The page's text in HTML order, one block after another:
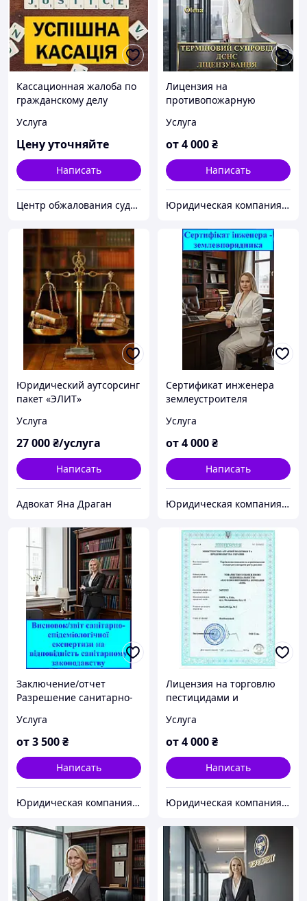
Кассационная жалоба по
гражданскому делу
Услуга
Цену уточняйте
Написать
Центр обжалования судебных решений
Лицензия на
противопожарную
услуга
Услуга
от4 000₴
Написать
Юридическая компания TopExpert "Всеукраинский экспертно-лицензионный центр" Адвокаты
Юридический аутсорсинг
пакет «ЭЛИТ»
Услуга
27 000₴/услуга
Написать
Адвокат Яна Драган
Сертификат инженера
землеустроителя
Услуга
от4 000₴
Написать
Юридическая компания TopExpert "Всеукраинский экспертно-лицензионный центр" Адвокаты
Заключение/отчет
Разрешение санитарно-
службы (СЭС)
Услуга
от3 500₴
Написать
Юридическая компания TopExpert "Всеукраинский экспертно-лицензионный центр" Адвокаты
Лицензия на торговлю
пестицидами и
Услуга
от4 000₴
Написать
Юридическая компания TopExpert "Всеукраинский экспертно-лицензионный центр" Адвокаты